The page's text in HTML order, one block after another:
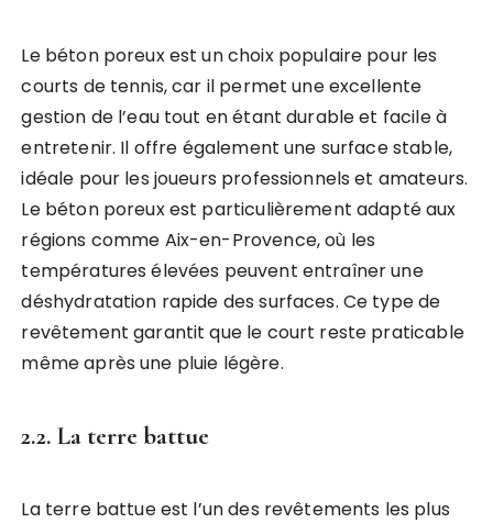
Le béton poreux est un choix populaire pour les
courts de tennis, car il permet une excellente
gestion de l’eau tout en étant durable et facile à
entretenir. Il offre également une surface stable,
idéale pour les joueurs professionnels et amateurs.
Le béton poreux est particulièrement adapté aux
régions comme Aix-en-Provence, où les
températures élevées peuvent entraîner une
déshydratation rapide des surfaces. Ce type de
revêtement garantit que le court reste praticable
même après une pluie légère.
2.2. La terre battue
La terre battue est l’un des revêtements les plus